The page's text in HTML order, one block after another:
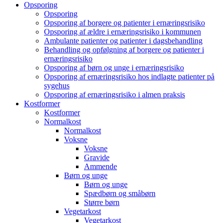
Opsporing
Opsporing
Opsporing af borgere og patienter i ernæringsrisiko
Opsporing af ældre i ernæringsrisiko i kommunen
Ambulante patienter og patienter i dagsbehandling
Behandling og opfølgning af borgere og patienter i
ernæringsrisiko
Opsporing af børn og unge i ernæringsrisiko
Opsporing af ernæringsrisiko hos indlagte patienter på
sygehus
Opsporing af ernæringsrisiko i almen praksis
Kostformer
Kostformer
Normalkost
Normalkost
Voksne
Voksne
Gravide
Ammende
Børn og unge
Børn og unge
Spædbørn og småbørn
Større børn
Vegetarkost
Vegetarkost